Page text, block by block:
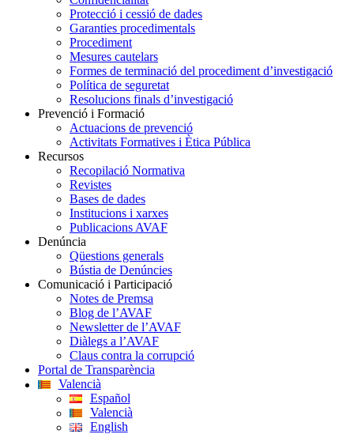
Protecció i cessió de dades
Garanties procedimentals
Procediment
Mesures cautelars
Formes de terminació del procediment d’investigació
Política de seguretat
Resolucions finals d’investigació
Prevenció i Formació
Actuacions de prevenció
Activitats Formatives i Ètica Pública
Recursos
Recopilació Normativa
Revistes
Bases de dades
Institucions i xarxes
Publicacions AVAF
Denúncia
Qüestions generals
Bústia de Denúncies
Comunicació i Participació
Notes de Premsa
Blog de l’AVAF
Newsletter de l’AVAF
Diàlegs a l’AVAF
Claus contra la corrupció
Portal de Transparència
Valencià
Español
Valencià
English